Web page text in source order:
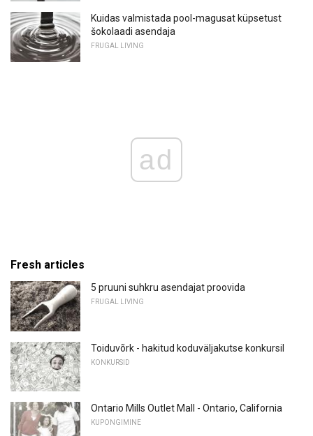
Kuidas valmistada pool-magusat küpsetust
šokolaadi asendaja
FRUGAL LIVING
ad
Fresh articles
5 pruuni suhkru asendajat proovida
FRUGAL LIVING
Toiduvõrk - hakitud koduväljakutse konkursil
KONKURSID
Ontario Mills Outlet Mall - Ontario, California
KUPONGIMINE